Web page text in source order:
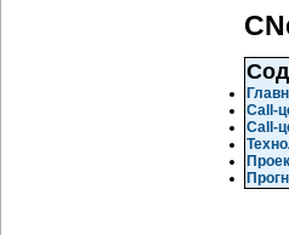
Call-
Call-